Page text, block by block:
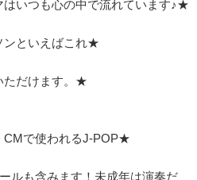
いつも心の中で流れています♪★
ンといえばこれ★
ただけます。★
CMで使われるJ-POP★
ルも含みます！未成年は演奏だ